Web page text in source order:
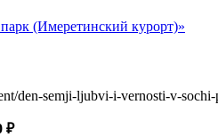
(Имеретинский курорт)»
den-semji-ljubvi-i-vernosti-v-
₽